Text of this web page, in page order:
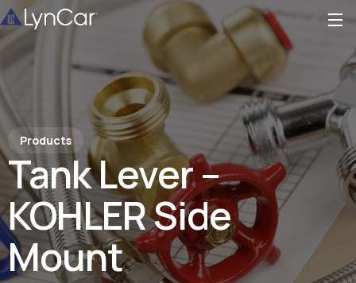
Products
Tank Lever –
KOHLER Side
Mount